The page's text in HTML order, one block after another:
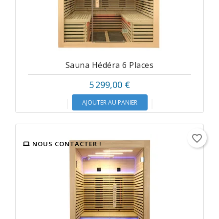
Sauna Hédéra 6 Places
5 299,00 €
AJOUTER AU PANIER
NOUS CONTACTER ! favorite_border